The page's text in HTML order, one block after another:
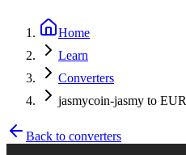
Home
Learn
Converters
jasmycoin-jasmy to EUR
Back to converters